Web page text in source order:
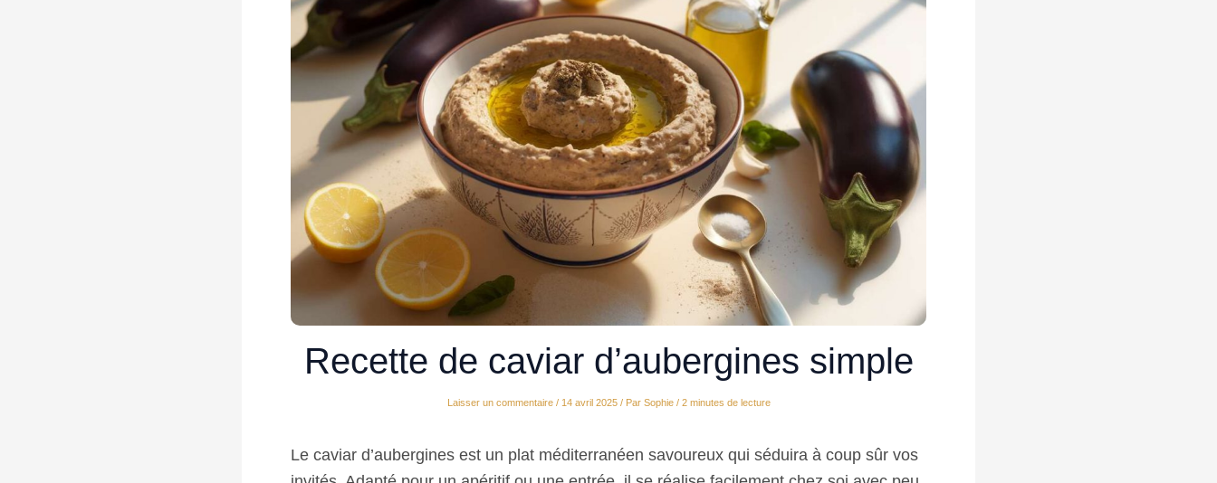
Recette de caviar d’aubergines simple
Laisser un commentaire / 14 avril 2025 / Par Sophie / 2 minutes de lecture
Le caviar d’aubergines est un plat méditerranéen savoureux qui séduira à coup sûr vos